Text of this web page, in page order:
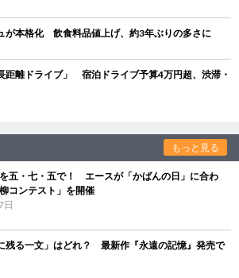
が本格化 飲食料品値上げ、約3年ぶりの多さに
距離ドライブ」 宿泊ドライブ予算4万円超、渋滞・
もっと見る
五・七・五で！ エースが「かばんの日」に合わ
コンテスト」を開催
日
残る一文」はどれ？ 最新作『永遠の記憶』発売で